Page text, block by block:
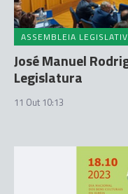
ASSEMBLEIA
José Manuel
Legislatura
11 Out 10:13